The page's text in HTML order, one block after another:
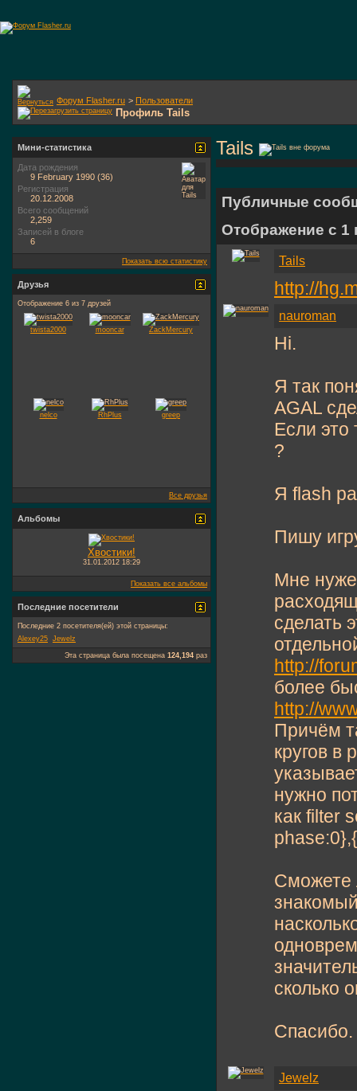
Форум Flasher.ru > Пользователи
Профиль Tails
Tails
Публичные
Отображение с 1
Tails
http://
nauroman
Hi.
Я так
AGAL
Если это
?
Я flash
Пишу
Мне
сделать
http://
более
http://
Причём
кругов в
нужно
как filter
Сможете
сколько
Спасибо.
Jewelz
Мини-статистика
Дата рождения
9 February 1990 (36)
Регистрация
20.12.2008
Всего сообщений
2,259
Записей в блоге
6
Показать всю статистику
Друзья
Отображение 6 из 7 друзей
twista2000 mooncar ZackMercury
nelco RhPlus greep
Все друзья
Альбомы
Хвостики!
31.01.2012 18:29
Показать все альбомы
Последние посетители
Последние 2 посетителя(ей) этой страницы:
Alexey25 Jewelz
Эта страница была посещена 124,194 раз